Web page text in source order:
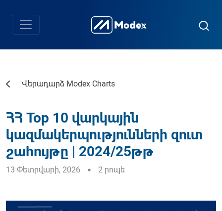
Վերադարձ Modex Charts
ՀՀ Top 10 վարկային
կազմակերպությունների զուտ
շահույթը | 2024/25թթ
13 Փետրվարի, 2026 2 րոպե